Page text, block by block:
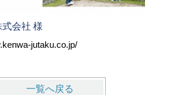
会社 様
jutaku.co.jp/
一覧へ戻る